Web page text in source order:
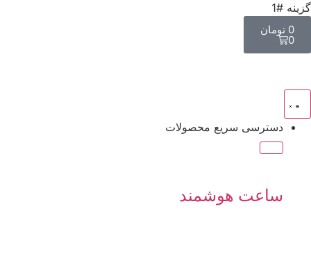
گزینه #1
0 تومان
0
دسترسی سریع محصولات
ساعت هوشمند